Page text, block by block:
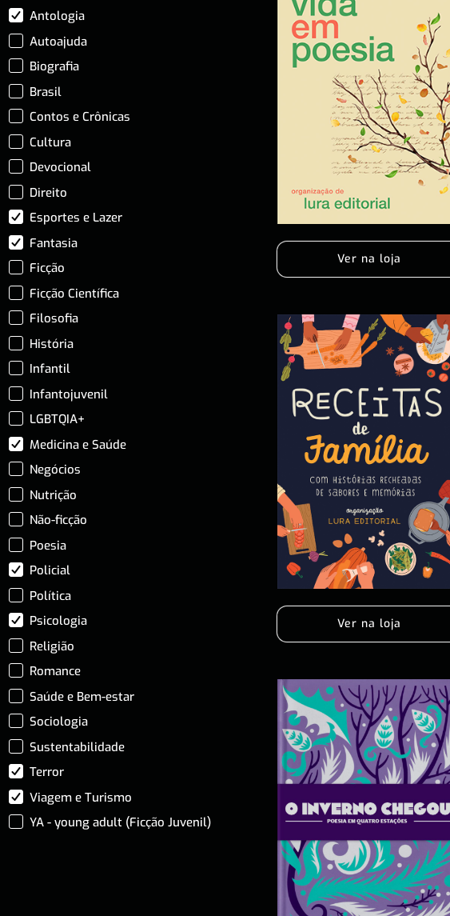
Antologia
Autoajuda
Biografia
Brasil
Contos e Crônicas
Cultura
Devocional
Direito
Esportes e Lazer
Fantasia
Ficção
Ficção Científica
Filosofia
História
Infantil
Infantojuvenil
LGBTQIA+
Medicina e Saúde
Negócios
Nutrição
Não-ficção
Poesia
Policial
Política
Psicologia
Religião
Romance
Saúde e Bem-estar
Sociologia
Sustentabilidade
Terror
Viagem e Turismo
YA - young adult (Ficção Juvenil)
Ver na loja
Ver na loja